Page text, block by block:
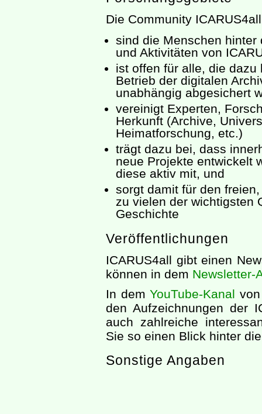
Die Community
sind die Menschen hinter
und Aktivitäten von
ist offen für alle, die
Betrieb der digitalen
unabhängig abgesichert
vereinigt Experten,
Herkunft (Archive,
Heimatforschung, etc.)
trägt dazu bei, dass
neue Projekte entwickelt
diese aktiv mit, und
sorgt damit für den
zu vielen der wichtigsten
Geschichte
Veröffentlichungen
ICARUS4all gibt einen
können in dem Newsletter-
In demYouTube-Kanal
den Aufzeichnungen der
auch zahlreiche
Sie so einen Blick hinter
Sonstige Angaben